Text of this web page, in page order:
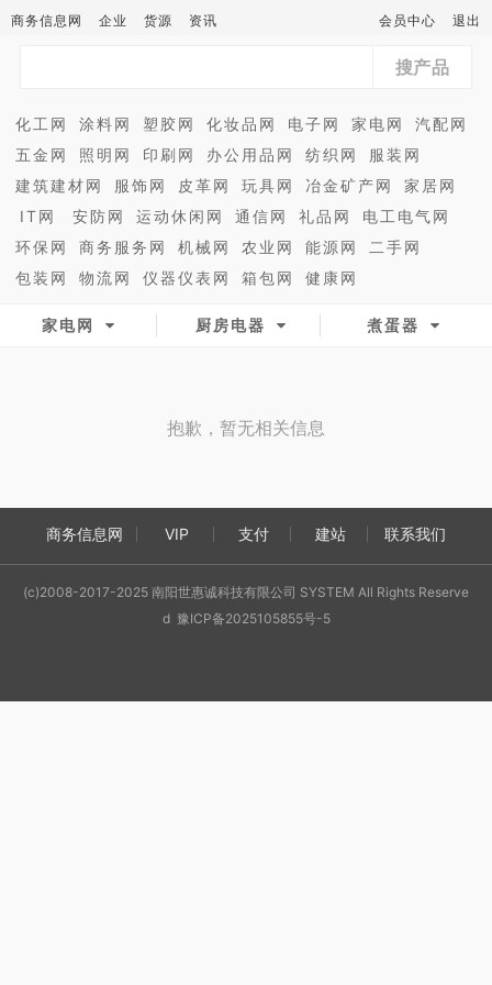
商务信息网 企业 货源 资讯 会员中心 退出
搜产品
化工网 涂料网 塑胶网 化妆品网 电子网 家电网
汽配网
五金网
照明网 印刷网 办公用品网 纺织网
服装网
建筑建材网
服饰网 皮革网 玩具网 冶金矿产网
家居网
IT网
安防网 运动休闲网 通信网 礼品网
电工电气网
环保网
商务服务网 机械网 农业网 能源网
二手网
包装网
物流网 仪器仪表网 箱包网 健康网
家电网 厨房电器 煮蛋器
抱歉，暂无相关信息
商务信息网 VIP 支付 建站 联系我们
(c)2008-2017-2025 南阳世惠诚科技有限公司 SYSTEM All Rights Reserve
d 豫ICP备2025105855号-5